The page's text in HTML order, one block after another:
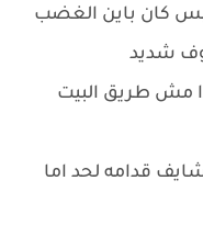
كان باين الغضب
شديد
مش طريق البيت
قدامه لحد اما